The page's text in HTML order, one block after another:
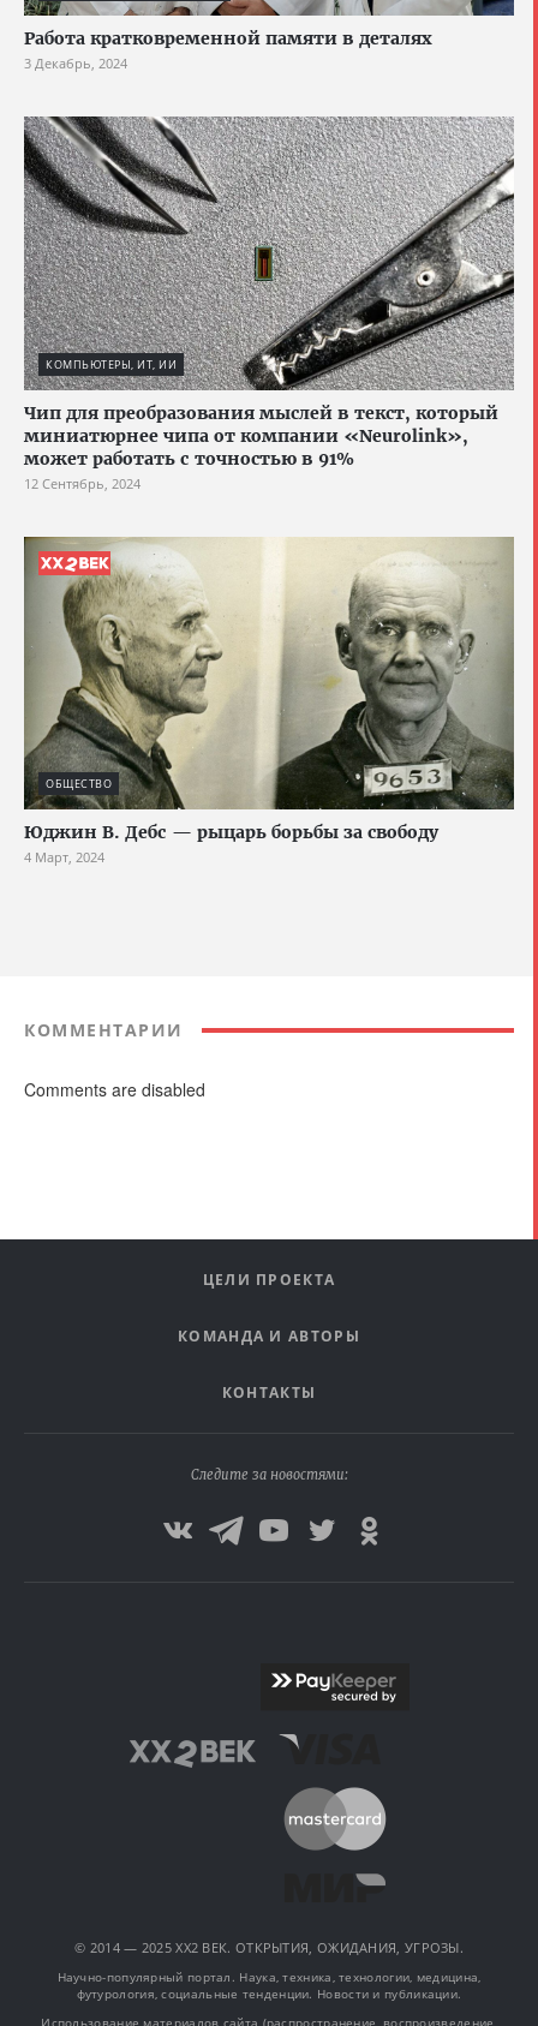
Работа кратковременной памяти в деталях
3 Декабрь, 2024
КОМПЬЮТЕРЫ, ИТ, ИИ
Чип для преобразования мыслей в текст, который
миниатюрнее чипа от компании «Neurolink»,
может работать с точностью в 91%
12 Сентябрь, 2024
ОБЩЕСТВО
Юджин В. Дебс — рыцарь борьбы за свободу
4 Март, 2024
КОММЕНТАРИИ
Comments are disabled
ЦЕЛИ ПРОЕКТА
КОМАНДА И АВТОРЫ
КОНТАКТЫ
Следите за новостями:
© 2014 — 2025 XX2 ВЕК. ОТКРЫТИЯ, ОЖИДАНИЯ, УГРОЗЫ.
Научно-популярный портал. Наука, техника, технологии, медицина,
футурология, социальные тенденции. Новости и публикации.
Использование материалов сайта (распространение, воспроизведение,